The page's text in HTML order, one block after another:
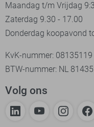
Maandag t/m Vrijdag
Zaterdag 9.30 - 17.00
Donderdag koopavond
KvK-nummer: 08135119
BTW-nummer: NL
Volg ons